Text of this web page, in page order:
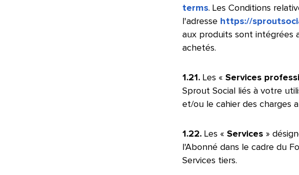
terms. Les Conditions
l'adresse https://
aux produits sont intégrées
achetés.​​
1.21. Les « Services
Sprout Social liés à votre
et/ou le cahier des charges
1.22. Les « Services»
l'Abonné dans le cadre du
Services tiers.